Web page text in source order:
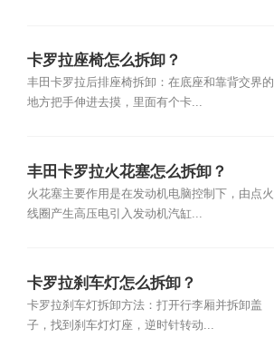
卡罗拉座椅怎么拆卸？
丰田卡罗拉后排座椅拆卸：在底座和靠背交界的
地方把手伸进去摸，里面有个卡...
丰田卡罗拉火花塞怎么拆卸？
火花塞主要作用是在发动机电脑控制下，由点火
线圈产生高压电引入发动机汽缸...
卡罗拉刹车灯怎么拆卸？
卡罗拉刹车灯拆卸方法：打开行李厢并拆卸盖
子，找到刹车灯灯座，逆时针转动...